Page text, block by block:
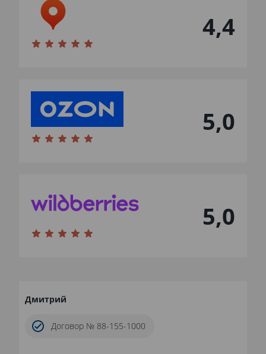
4,4
5,0
5,0
Дмитрий
Договор № 88-155-1000